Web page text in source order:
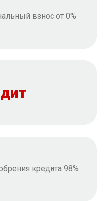
взнос от 0%
кредита 98%